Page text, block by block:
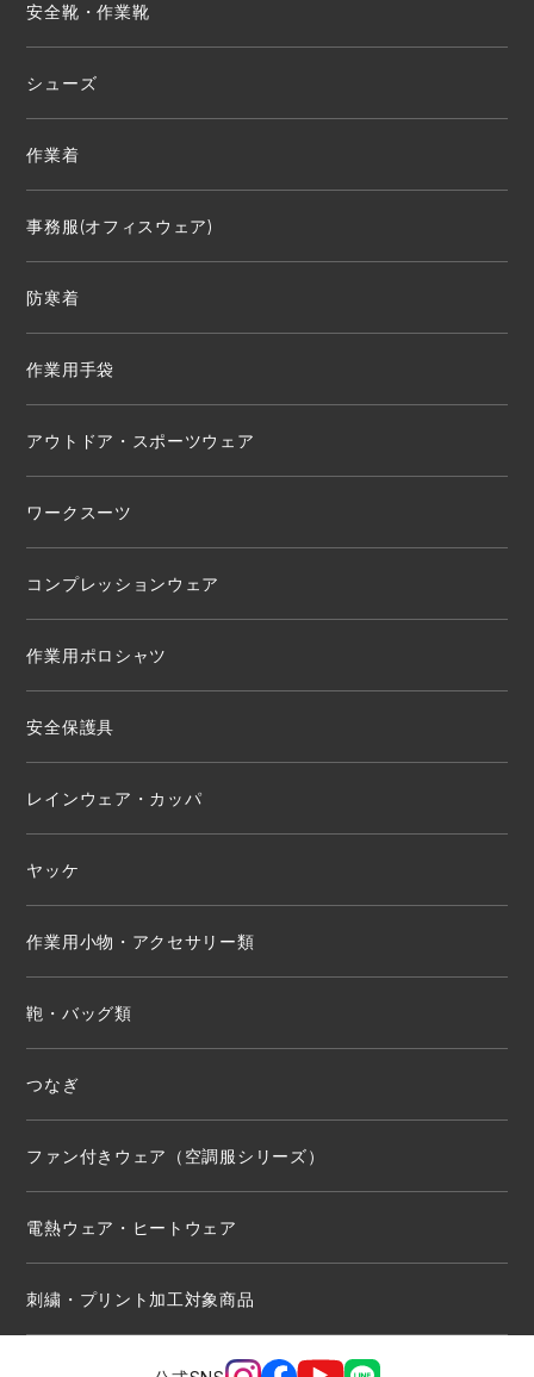
安全靴・作業靴
シューズ
作業着
事務服(オフィスウェア)
防寒着
作業用手袋
アウトドア・スポーツウェア
ワークスーツ
コンプレッションウェア
作業用ポロシャツ
安全保護具
レインウェア・カッパ
ヤッケ
作業用小物・アクセサリー類
鞄・バッグ類
つなぎ
ファン付きウェア（空調服シリーズ）
電熱ウェア・ヒートウェア
刺繍・プリント加工対象商品